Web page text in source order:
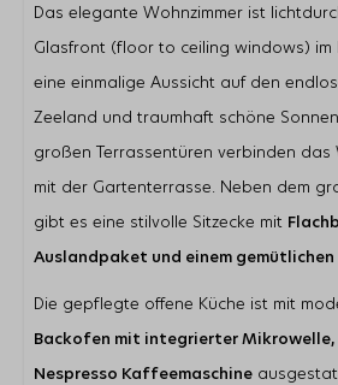
Doppelwaschbecken
Außenbereich
Parkplatz direkt am Haus
Abstellraum für Fahrräder
Terrasse
Küche
Nespresso Kaffeemachine
Kombi-Mikrowelle
Geschirrspülmaschine
Das elegante Wohnzimmer ist
Glasfront (floor to ceiling windows) im
eine einmalige Aussicht auf den
Zeeland und traumhaft schöne
großen Terrassentüren verbinden das
mit der Gartenterrasse. Neben dem
gibt es eine stilvolle Sitzecke mit
Auslandpaket und einem
Die gepflegte offene Küche ist mit
Backofen mit integrierter Mikrowelle,
Nespresso Kaffeemaschine